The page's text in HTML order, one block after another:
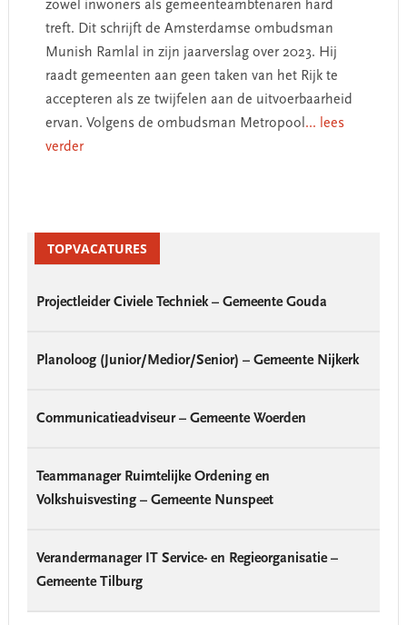
zowel inwoners als gemeenteambtenaren hard
treft. Dit schrijft de Amsterdamse ombudsman
Munish Ramlal in zijn jaarverslag over 2023. Hij
raadt gemeenten aan geen taken van het Rijk te
accepteren als ze twijfelen aan de uitvoerbaarheid
ervan. Volgens de ombudsman Metropool ... lees
verder
SidebarTOPVACATURES
Projectleider Civiele Techniek – Gemeente Gouda
Planoloog (Junior/Medior/Senior) – Gemeente Nijkerk
Communicatieadviseur – Gemeente Woerden
Teammanager Ruimtelijke Ordening en
Volkshuisvesting – Gemeente Nunspeet
Verandermanager IT Service- en Regieorganisatie –
Gemeente Tilburg